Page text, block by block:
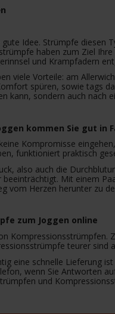
Idee. Strümpfe diesen
haben zum Ziel
und Krampfadern
viele Vorteile: am
spüren, sowie tags
kann, sondern auch nach
kommen Sie gut in
Kompromisse
funktioniert praktisch
also auch die
Mit einem
vom Herzen herunter zu
zum Joggen online
Kompressionsstrümpfen.
teurer
eine schnelle Lieferung
wenn Sie Antworten
und